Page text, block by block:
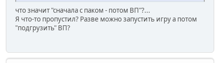
что значит "сначала с паком - потом ВП"?...
Я что-то пропустил? Разве можно запустить игру а потом
"подгрузить" ВП?